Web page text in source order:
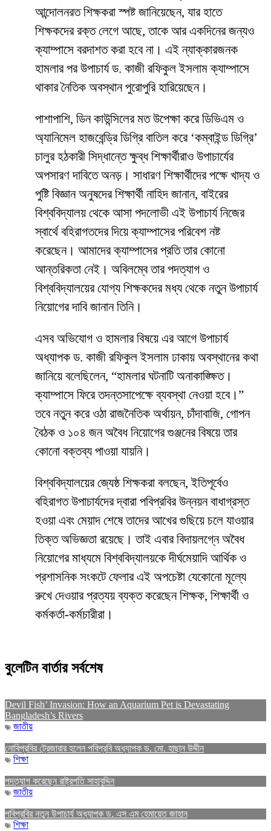
আন্দোলনরত শিক্ষকরা স্পষ্ট জানিয়েছেন, যার হাতে
শিক্ষকদের রক্ত লেগে আছে, তাকে আর একদিনের জন্যও
ক্যাম্পাসে বরদাশত করা হবে না। এই ন্যাক্কারজনক
হামলার পর উপাচার্য ড. কাজী রফিকুল ইসলাম ক্যাম্পাসে
থাকার নৈতিক অবস্থান পুরোপুরি হারিয়েছেন।
​পাশাপাশি, ডিন কাউন্সিলের মত উপেক্ষা করে ডিভিএম ও
অ্যানিমেল হাজবেন্ড্রি ডিগ্রি বাতিল করে ‘কম্বাইন্ড ডিগ্রি’
চালুর হঠকারী সিদ্ধান্তে ক্ষুব্ধ শিক্ষার্থীরাও উপাচার্যের
অপসারণ দাবিতে অনড়। সাধারণ শিক্ষার্থীদের পক্ষে খাদ্য ও
পুষ্টি বিজ্ঞান অনুষদের শিক্ষার্থী নাহিদ জানান, বাইরের
বিশ্ববিদ্যালয় থেকে আসা পদলোভী এই উপাচার্য নিজের
স্বার্থে বহিরাগতদের দিয়ে ক্যাম্পাসের পরিবেশ নষ্ট
করেছেন। আমাদের ক্যাম্পাসের প্রতি তার কোনো
আন্তরিকতা নেই। অবিলম্বে তার পদত্যাগ ও
বিশ্ববিদ্যালয়ের যোগ্য শিক্ষকদের মধ্য থেকে নতুন উপাচার্য
নিয়োগের দাবি জানান তিনি।
​এসব অভিযোগ ও হামলার বিষয়ে এর আগে উপাচার্য
অধ্যাপক ড. কাজী রফিকুল ইসলাম ঢাকায় অবস্থানের কথা
জানিয়ে বলেছিলেন, “হামলার ঘটনাটি অনাকাঙ্ক্ষিত।
ক্যাম্পাসে ফিরে তদন্তসাপেক্ষে ব্যবস্থা নেওয়া হবে।”
তবে নতুন করে ওঠা রাজনৈতিক অর্থায়ন, চাঁদাবাজি, গোপন
বৈঠক ও ১০৪ জন অবৈধ নিয়োগের গুঞ্জনের বিষয়ে তার
কোনো বক্তব্য পাওয়া যায়নি।
​বিশ্ববিদ্যালয়ের জ্যেষ্ঠ শিক্ষকরা বলছেন, ইতিপূর্বেও
বহিরাগত উপাচার্যদের দ্বারা পবিপ্রবির উন্নয়ন বাধাগ্রস্ত
হওয়া এবং মেয়াদ শেষে তাদের আখের গুছিয়ে চলে যাওয়ার
তিক্ত অভিজ্ঞতা রয়েছে। তাই এবার বিদায়লগ্নে অবৈধ
নিয়োগের মাধ্যমে বিশ্ববিদ্যালয়কে দীর্ঘমেয়াদি আর্থিক ও
প্রশাসনিক সংকটে ফেলার এই অপচেষ্টা যেকোনো মূল্যে
রুখে দেওয়ার প্রত্যয় ব্যক্ত করেছেন শিক্ষক, শিক্ষার্থী ও
কর্মকর্তা-কর্মচারীরা।
বুলেটিন বার্তার সর্বশেষ
Devil Fish’ Invasion: How an Aquarium Pet is Devastating
Bangladesh’s Rivers
জাতীয়
নোবিপ্রবির ট্রেজারার হলেন পবিপ্রবি অধ্যাপক ড. মো. হাছান উদ্দীন
শিক্ষা
পদত্যাগ করেছেন রাষ্ট্রপতি সাহাবুদ্দিন
জাতীয়
পবিপ্রবির নতুন উপাচার্য অধ্যাপক ড. এস এম হেমায়েত জাহান
শিক্ষা